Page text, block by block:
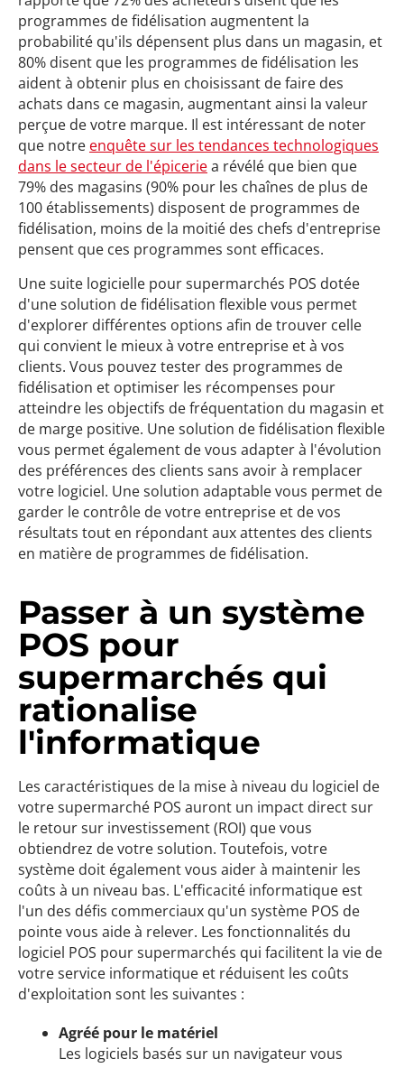
programmes de fidélisation augmentent la
probabilité qu'ils dépensent plus dans un magasin, et
80% disent que les programmes de fidélisation les
aident à obtenir plus en choisissant de faire des
achats dans ce magasin, augmentant ainsi la valeur
perçue de votre marque. Il est intéressant de noter
que notre enquête sur les tendances technologiques
dans le secteur de l'épiceriea révélé que bien que
79% des magasins (90% pour les chaînes de plus de
100 établissements) disposent de programmes de
fidélisation, moins de la moitié des chefs d'entreprise
pensent que ces programmes sont efficaces.
Une suite logicielle pour supermarchés POS dotée
d'une solution de fidélisation flexible vous permet
d'explorer différentes options afin de trouver celle
qui convient le mieux à votre entreprise et à vos
clients. Vous pouvez tester des programmes de
fidélisation et optimiser les récompenses pour
atteindre les objectifs de fréquentation du magasin et
de marge positive. Une solution de fidélisation flexible
vous permet également de vous adapter à l'évolution
des préférences des clients sans avoir à remplacer
votre logiciel. Une solution adaptable vous permet de
garder le contrôle de votre entreprise et de vos
résultats tout en répondant aux attentes des clients
en matière de programmes de fidélisation.
Passer à un système
POS pour
supermarchés qui
rationalise
l'informatique
Les caractéristiques de la mise à niveau du logiciel de
votre supermarché POS auront un impact direct sur
le retour sur investissement (ROI) que vous
obtiendrez de votre solution. Toutefois, votre
système doit également vous aider à maintenir les
coûts à un niveau bas. L'efficacité informatique est
l'un des défis commerciaux qu'un système POS de
pointe vous aide à relever. Les fonctionnalités du
logiciel POS pour supermarchés qui facilitent la vie de
votre service informatique et réduisent les coûts
d'exploitation sont les suivantes :
Agréé pour le matériel
Les logiciels basés sur un navigateur vous